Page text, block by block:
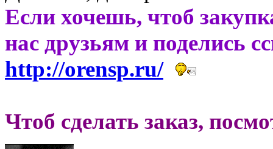
Если хочешь, чтоб
нас друзьям и поделись
http://orensp.ru/
Чтоб сделать заказ,